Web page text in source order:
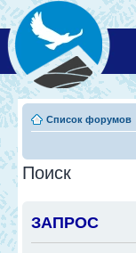
Список форумов
Поиск
ЗАПРОС